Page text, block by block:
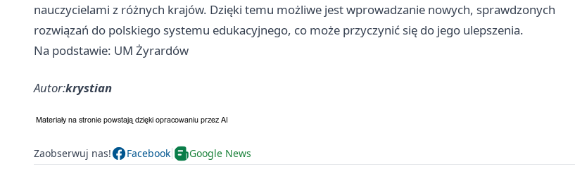
nauczycielami z różnych krajów. Dzięki temu możliwe jest wprowadzanie nowych, sprawdzonych
rozwiązań do polskiego systemu edukacyjnego, co może przyczynić się do jego ulepszenia.
Na podstawie: UM Żyrardów
Autor:krystian
Zaobserwuj nas! Facebook Google News